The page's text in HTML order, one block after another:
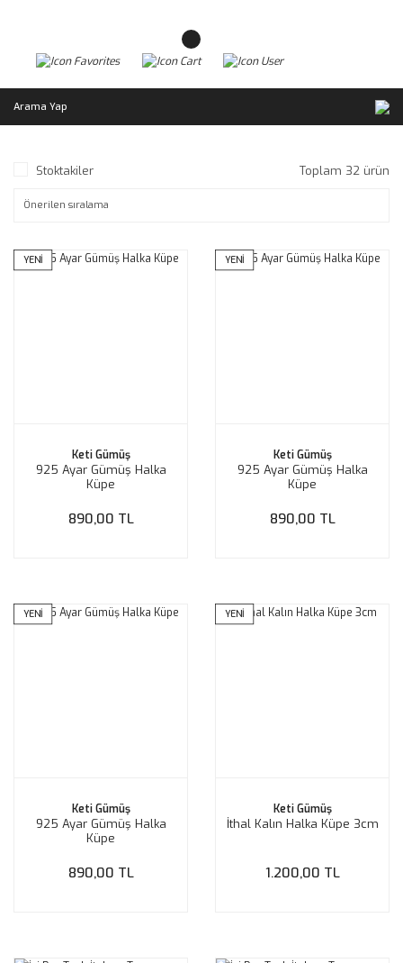
Arama Yap
Stoktakiler Toplam 32 ürün
YENİ
Keti Gümüş
925 Ayar Gümüş Halka
Küpe
890,00 TL
YENİ
Keti Gümüş
925 Ayar Gümüş Halka
Küpe
890,00 TL
YENİ
Keti Gümüş
925 Ayar Gümüş Halka
Küpe
890,00 TL
YENİ
Keti Gümüş
İthal Kalın Halka Küpe 3cm
1.200,00 TL